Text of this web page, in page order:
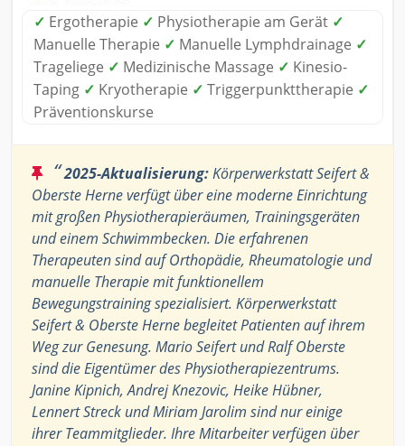
✓ Ergotherapie ✓ Physiotherapie am Gerät ✓
Manuelle Therapie ✓ Manuelle Lymphdrainage ✓
Trageliege ✓ Medizinische Massage ✓ Kinesio-
Taping ✓ Kryotherapie ✓ Triggerpunkttherapie ✓
Präventionskurse
“2025-Aktualisierung:Körperwerkstatt Seifert &
Oberste Herne verfügt über eine moderne Einrichtung
mit großen Physiotherapieräumen, Trainingsgeräten
und einem Schwimmbecken. Die erfahrenen
Therapeuten sind auf Orthopädie, Rheumatologie und
manuelle Therapie mit funktionellem
Bewegungstraining spezialisiert. Körperwerkstatt
Seifert & Oberste Herne begleitet Patienten auf ihrem
Weg zur Genesung. Mario Seifert und Ralf Oberste
sind die Eigentümer des Physiotherapiezentrums.
Janine Kipnich, Andrej Knezovic, Heike Hübner,
Lennert Streck und Miriam Jarolim sind nur einige
ihrer Teammitglieder. Ihre Mitarbeiter verfügen über